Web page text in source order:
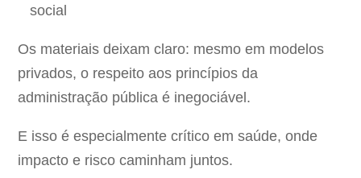
social
Os materiais deixam claro: mesmo em modelos
privados, o respeito aos princípios da
administração pública é inegociável.
E isso é especialmente crítico em saúde, onde
impacto e risco caminham juntos.